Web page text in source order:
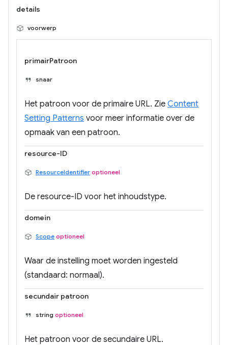
details
voorwerp
primairPatroon
snaar
Het patroon voor de primaire URL. Zie Content
Setting Patterns voor meer informatie over de
opmaak van een patroon.
resource-ID
ResourceIdentifier optioneel
De resource-ID voor het inhoudstype.
domein
Scope optioneel
Waar de instelling moet worden ingesteld
(standaard: normaal).
secundair patroon
string optioneel
Het patroon voor de secundaire URL.